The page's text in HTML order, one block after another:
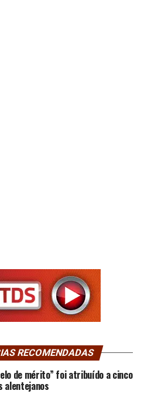
RECOMENDADAS
de mérito” foi atribuído a cinco
alentejanos